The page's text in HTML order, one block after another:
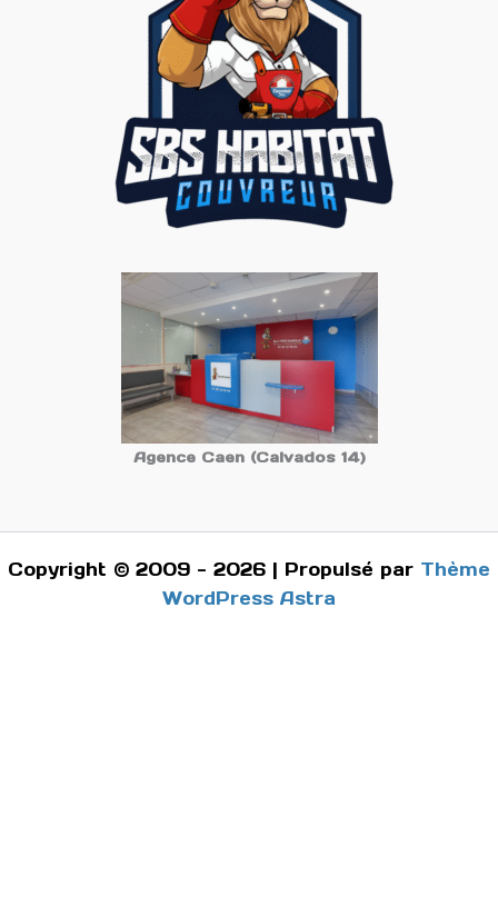
Agence Caen (Calvados 14)
Copyright © 2009 - 2026 | Propulsé par Thème
WordPress Astra